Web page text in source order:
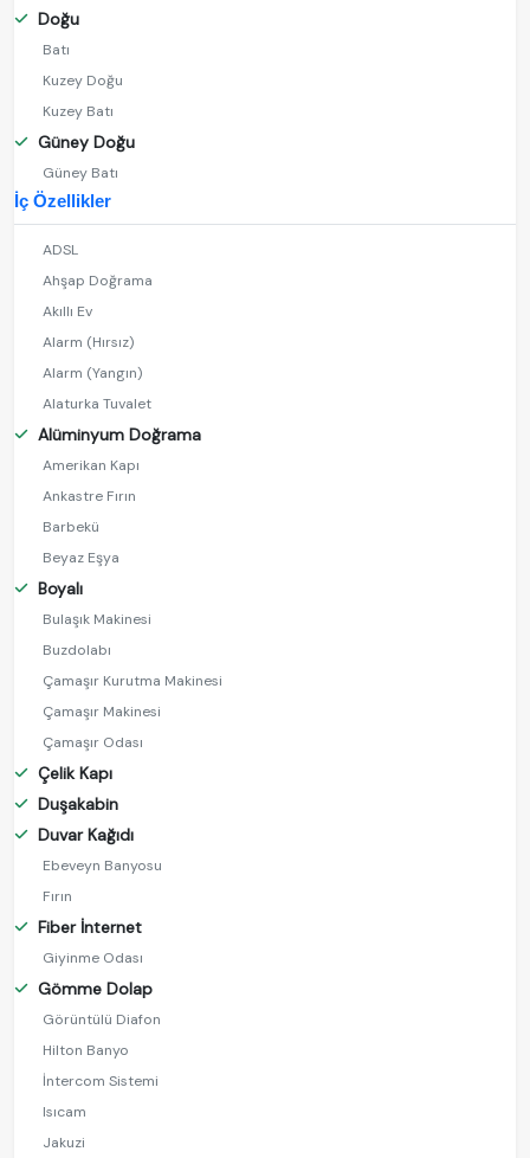
Doğu
Batı
Kuzey Doğu
Kuzey Batı
Güney Doğu
Güney Batı
İç Özellikler
ADSL
Ahşap Doğrama
Akıllı Ev
Alarm (Hırsız)
Alarm (Yangın)
Alaturka Tuvalet
Alüminyum Doğrama
Amerikan Kapı
Ankastre Fırın
Barbekü
Beyaz Eşya
Boyalı
Bulaşık Makinesi
Buzdolabı
Çamaşır Kurutma Makinesi
Çamaşır Makinesi
Çamaşır Odası
Çelik Kapı
Duşakabin
Duvar Kağıdı
Ebeveyn Banyosu
Fırın
Fiber İnternet
Giyinme Odası
Gömme Dolap
Görüntülü Diafon
Hilton Banyo
İntercom Sistemi
Isıcam
Jakuzi